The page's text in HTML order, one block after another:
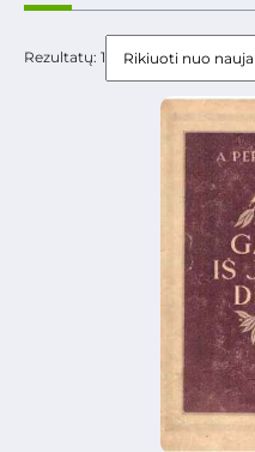
Rezultatų: 1